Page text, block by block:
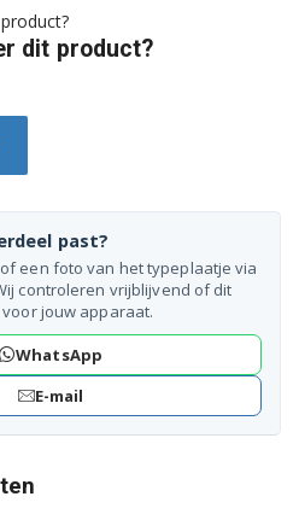
dit product?
past?
een foto van het typeplaatje via
controleren vrijblijvend of dit
jouw apparaat.
WhatsApp
E-mail